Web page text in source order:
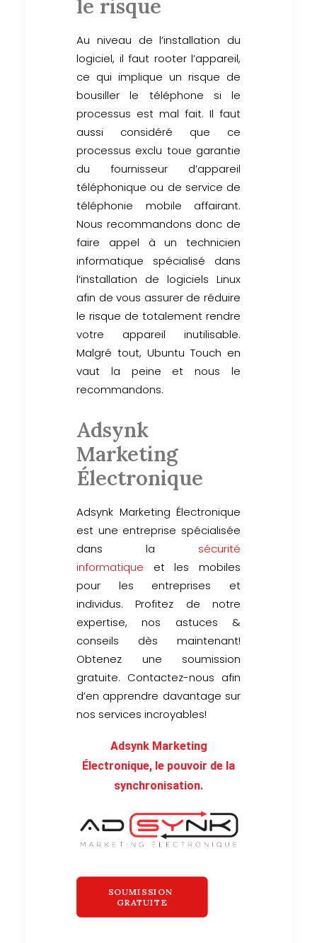
le risque
Au niveau de l’installation du
logiciel, il faut rooter l’appareil,
ce qui implique un risque de
bousiller le téléphone si le
processus est mal fait. Il faut
aussi considéré que ce
processus exclu toue garantie
du fournisseur d’appareil
téléphonique ou de service de
téléphonie mobile affairant.
Nous recommandons donc de
faire appel à un technicien
informatique spécialisé dans
l’installation de logiciels Linux
afin de vous assurer de réduire
le risque de totalement rendre
votre appareil inutilisable.
Malgré tout, Ubuntu Touch en
vaut la peine et nous le
recommandons.
Adsynk
Marketing
Électronique
Adsynk Marketing Électronique
est une entreprise spécialisée
dans la sécurité
informatique et les mobiles
pour les entreprises et
individus. Profitez de notre
expertise, nos astuces &
conseils dès maintenant!
Obtenez une soumission
gratuite. Contactez-nous afin
d’en apprendre davantage sur
nos services incroyables!
Adsynk Marketing
Électronique, le pouvoir de la
synchronisation.
SOUMISSION
GRATUITE